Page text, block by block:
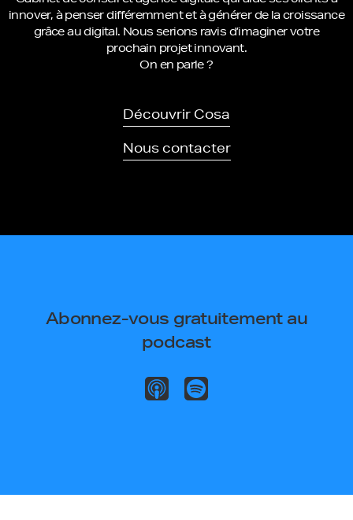
innover, à penser différemment et à générer de la croissance
grâce au digital. Nous serions ravis d’imaginer votre
prochain projet innovant.
On en parle ?
Découvrir Cosa
Nous contacter
Abonnez-vous gratuitement au
podcast